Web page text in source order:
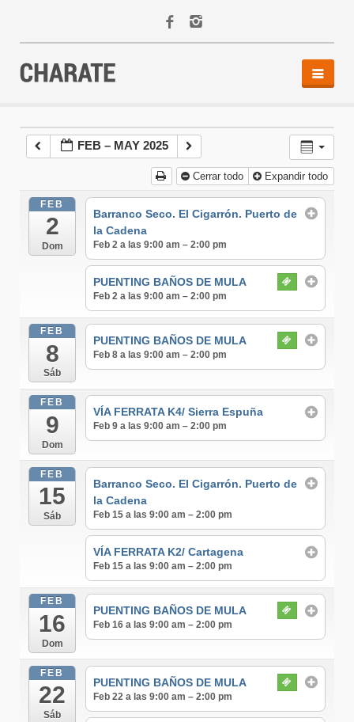
AGENDA
ACTIVIDADES
EQUIPO
CONTACTO
FEB – MAY 2025
Cerrar todo Expandir todo
FEB
2
Dom
Barranco Seco. El Cigarrón. Puerto de
la Cadena
Feb 2 a las 9:00 am – 2:00 pm
PUENTING BAÑOS DE MULA
Feb 2 a las 9:00 am – 2:00 pm
FEB
8
Sáb
PUENTING BAÑOS DE MULA
Feb 8 a las 9:00 am – 2:00 pm
FEB
9
Dom
VÍA FERRATA K4/ Sierra Espuña
Feb 9 a las 9:00 am – 2:00 pm
FEB
15
Sáb
Barranco Seco. El Cigarrón. Puerto de
la Cadena
Feb 15 a las 9:00 am – 2:00 pm
VÍA FERRATA K2/ Cartagena
Feb 15 a las 9:00 am – 2:00 pm
FEB
16
Dom
PUENTING BAÑOS DE MULA
Feb 16 a las 9:00 am – 2:00 pm
FEB
22
Sáb
PUENTING BAÑOS DE MULA
Feb 22 a las 9:00 am – 2:00 pm